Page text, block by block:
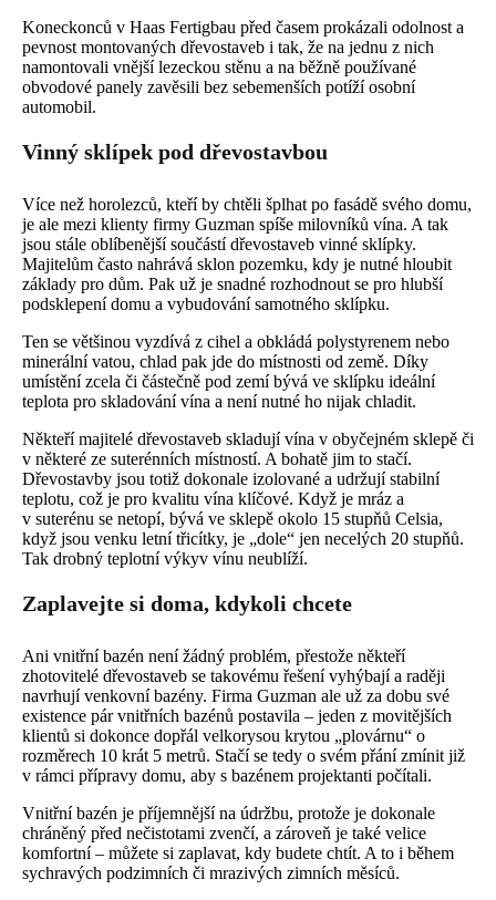
Koneckonců v Haas Fertigbau před časem prokázali odolnost a
pevnost montovaných dřevostaveb i tak, že na jednu z nich
namontovali vnější lezeckou stěnu a na běžně používané
obvodové panely zavěsili bez sebemenších potíží osobní
automobil.
Vinný sklípek pod dřevostavbou
Více než horolezců, kteří by chtěli šplhat po fasádě svého domu,
je ale mezi klienty firmy Guzman spíše milovníků vína. A tak
jsou stále oblíbenější součástí dřevostaveb vinné sklípky.
Majitelům často nahrává sklon pozemku, kdy je nutné hloubit
základy pro dům. Pak už je snadné rozhodnout se pro hlubší
podsklepení domu a vybudování samotného sklípku.
Ten se většinou vyzdívá z cihel a obkládá polystyrenem nebo
minerální vatou, chlad pak jde do místnosti od země. Díky
umístění zcela či částečně pod zemí bývá ve sklípku ideální
teplota pro skladování vína a není nutné ho nijak chladit.
Někteří majitelé dřevostaveb skladují vína v obyčejném sklepě či
v některé ze suterénních místností. A bohatě jim to stačí.
Dřevostavby jsou totiž dokonale izolované a udržují stabilní
teplotu, což je pro kvalitu vína klíčové. Když je mráz a
v suterénu se netopí, bývá ve sklepě okolo 15 stupňů Celsia,
když jsou venku letní třicítky, je „dole“ jen necelých 20 stupňů.
Tak drobný teplotní výkyv vínu neublíží.
Zaplavejte si doma, kdykoli chcete
Ani vnitřní bazén není žádný problém, přestože někteří
zhotovitelé dřevostaveb se takovému řešení vyhýbají a raději
navrhují venkovní bazény. Firma Guzman ale už za dobu své
existence pár vnitřních bazénů postavila – jeden z movitějších
klientů si dokonce dopřál velkorysou krytou „plovárnu“ o
rozměrech 10 krát 5 metrů. Stačí se tedy o svém přání zmínit již
v rámci přípravy domu, aby s bazénem projektanti počítali.
Vnitřní bazén je příjemnější na údržbu, protože je dokonale
chráněný před nečistotami zvenčí, a zároveň je také velice
komfortní – můžete si zaplavat, kdy budete chtít. A to i během
sychravých podzimních či mrazivých zimních měsíců.